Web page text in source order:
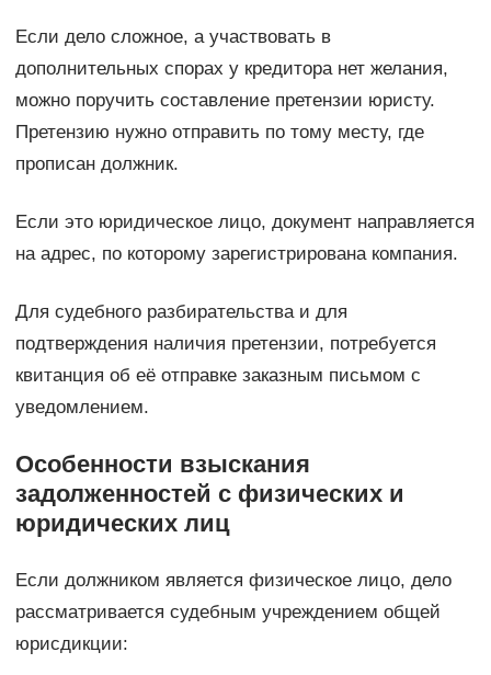
Если дело сложное, а участвовать в
дополнительных спорах у кредитора нет желания,
можно поручить составление претензии юристу.
Претензию нужно отправить по тому месту, где
прописан должник.
Если это юридическое лицо, документ направляется
на адрес, по которому зарегистрирована компания.
Для судебного разбирательства и для
подтверждения наличия претензии, потребуется
квитанция об её отправке заказным письмом с
уведомлением.
Особенности взыскания
задолженностей с физических и
юридических лиц
Если должником является физическое лицо, дело
рассматривается судебным учреждением общей
юрисдикции: